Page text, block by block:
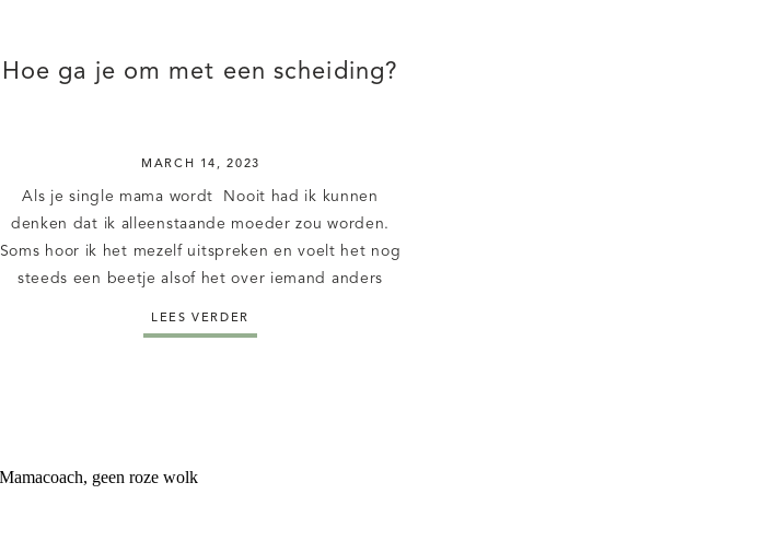
Hoe ga je om met een scheiding?
MARCH 14, 2023
Als je single mama wordt Nooit had ik kunnen
denken dat ik alleenstaande moeder zou worden.
Soms hoor ik het mezelf uitspreken en voelt het nog
steeds een beetje alsof het over iemand anders
denk dat dit gezegde klopt. Het is het meest
LEES VERDER